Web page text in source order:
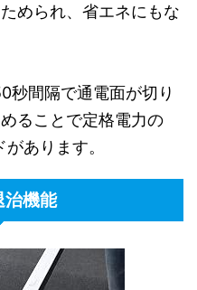
められ、省エネにもな
秒間隔で通電面が切り
ることで定格電力の
あります。
治機能